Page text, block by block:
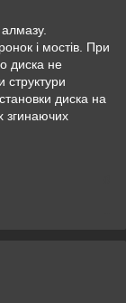
і мостів. При
диска не
структури
диска на
згинаючих